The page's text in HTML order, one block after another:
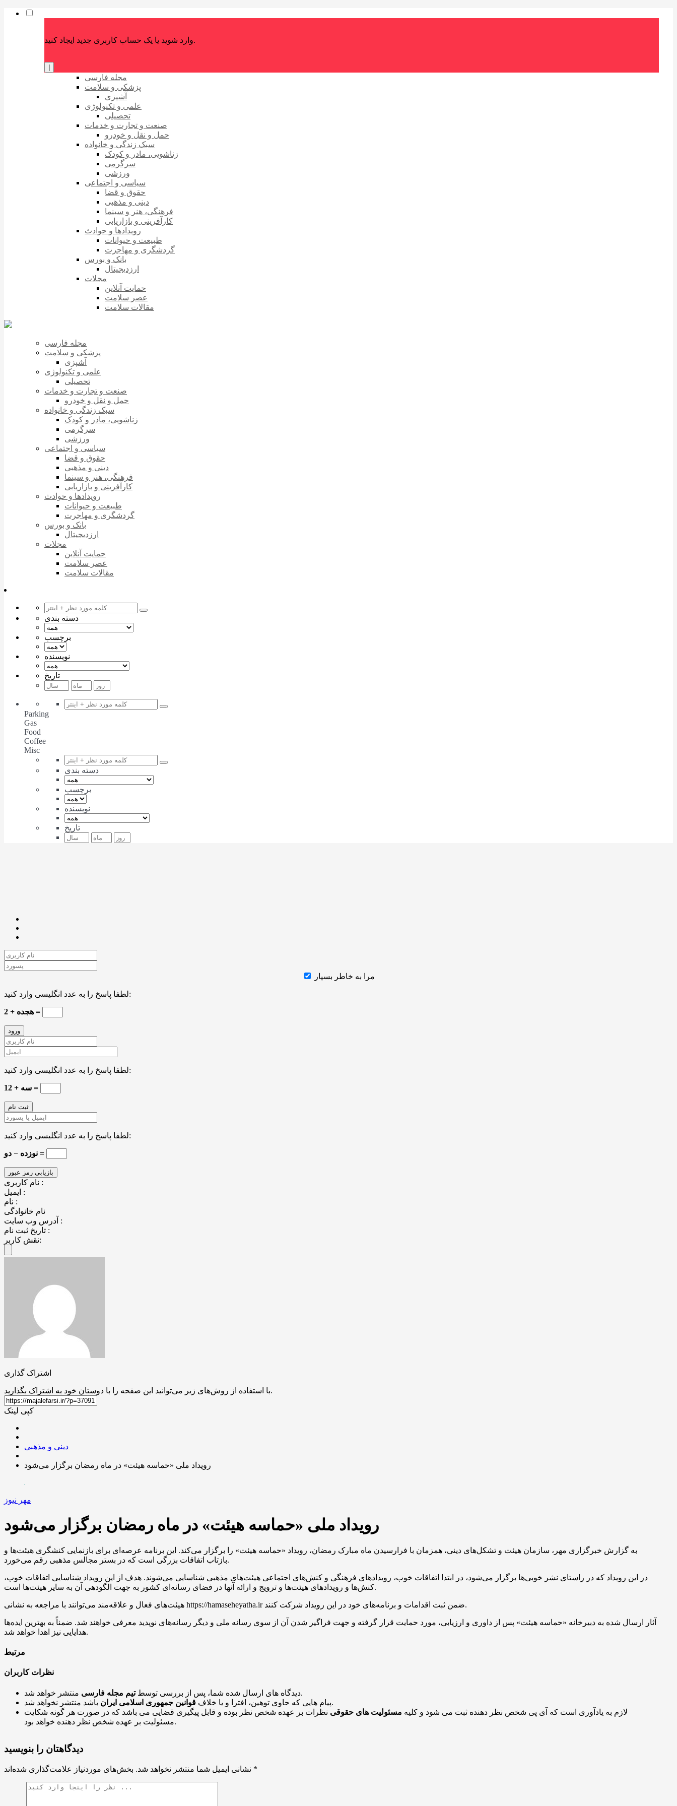
وارد شوید یا یک حساب کاربری جدید ایجاد کنید.
مجله فارسی
پزشکی و سلامت
آشپزی
علمی و تکنولوژی
تحصیلی
صنعت و تجارت و خدمات
حمل و نقل و خودرو
سبک زندگی و خانواده
زناشویی، مادر و کودک
سرگرمی
ورزشی
سیاسی و اجتماعی
حقوق و قضا
دینی و مذهبی
فرهنگی، هنر و سینما
کارآفرینی و بازاریابی
رویدادها و حوادث
طبیعت و حیوانات
گردشگری و مهاجرت
بانک و بورس
ارزدیجیتال
مجلات
حمایت آنلاین
عصر سلامت
مقالات سلامت
مجله فارسی
پزشکی و سلامت
آشپزی
علمی و تکنولوژی
تحصیلی
صنعت و تجارت و خدمات
حمل و نقل و خودرو
سبک زندگی و خانواده
زناشویی، مادر و کودک
سرگرمی
ورزشی
سیاسی و اجتماعی
حقوق و قضا
دینی و مذهبی
فرهنگی، هنر و سینما
کارآفرینی و بازاریابی
رویدادها و حوادث
طبیعت و حیوانات
گردشگری و مهاجرت
بانک و بورس
ارزدیجیتال
مجلات
حمایت آنلاین
عصر سلامت
مقالات سلامت
دسته بندی
برچسب
نویسنده
تاریخ
Parking
Gas
Food
Coffee
Misc
دسته بندی
برچسب
نویسنده
تاریخ
مرا به خاطر بسپار
لطفا پاسخ را به عدد انگلیسی وارد کنید:
2 + هجده =
لطفا پاسخ را به عدد انگلیسی وارد کنید:
سه + 12 =
لطفا پاسخ را به عدد انگلیسی وارد کنید:
نوزده − دو =
نام کاربری :
ایمیل :
نام :
نام خانوادگی
آدرس وب سایت :
تاریخ ثبت نام :
نقش کاربر:
اشتراک گذاری
با استفاده از روش‌های زیر می‌توانید این صفحه را با دوستان خود به اشتراک بگذارید.
کپی لینک
دینی و مذهبی
رویداد ملی «حماسه هیئت» در ماه رمضان برگزار می‌شود
مهر نیوز
رویداد ملی «حماسه هیئت» در ماه رمضان برگزار می‌شود
به گزارش خبرگزاری مهر، سازمان هیئت و تشکل‌های دینی، همزمان با فرارسیدن ماه مبارک رمضان، رویداد «حماسه هیئت» را برگزار می‌کند. این برنامه عرصه‌ای برای بازنمایی کنشگری هیئت‌ها و
بازتاب اتفاقات بزرگی است که در بستر مجالس مذهبی رقم می‌خورد.
در این رویداد که در راستای نشر خوبی‌ها برگزار می‌شود، در ابتدا اتفاقات خوب، رویدادهای فرهنگی و کنش‌های اجتماعی هیئت‌های مذهبی شناسایی می‌شوند. هدف از این رویداد شناسایی اتفاقات خوب،
کنش‌ها و رویدادهای هیئت‌ها و ترویج و ارائه آنها در فضای رسانه‌ای کشور به جهت الگودهی آن به سایر هیئت‌ها است.
هیئت‌های فعال و علاقه‌مند می‌توانند با مراجعه به نشانی https://hamaseheyatha.ir ضمن ثبت اقدامات و برنامه‌های خود در این رویداد شرکت کنند.
آثار ارسال شده به دبیرخانه «حماسه هیئت» پس از داوری و ارزیابی، مورد حمایت قرار گرفته و جهت فراگیر شدن آن از سوی رسانه ملی و دیگر رسانه‌های نوپدید معرفی خواهند شد. ضمناً به بهترین ایده‌ها
هدایایی نیز اهدا خواهد شد.
مرتبط
نظرات کاربران
دیدگاه های ارسال شده شما، پس از بررسی توسطتیم مجله فارسی
منتشر خواهد شد.
پیام هایی که حاوی توهین، افترا و یا خلاف قوانین جمهوری اسلامی ایران
باشد منتشر نخواهد شد.
لازم به یادآوری است که آی پی شخص نظر دهنده ثبت می شود و کلیه مسئولیت های حقوقی نظرات بر عهده شخص نظر بوده و قابل پیگیری قضایی می باشد که در صورت هر گونه شکایت
مسئولیت بر عهده شخص نظر دهنده خواهد بود.
دیدگاهتان را بنویسید
نشانی ایمیل شما منتشر نخواهد شد. *